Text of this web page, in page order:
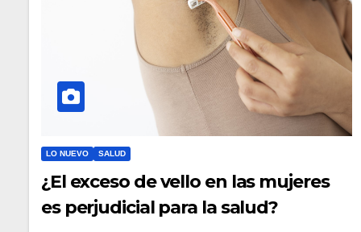
LO NUEVO SALUD
¿El exceso de vello en las mujeres
es perjudicial para la salud?